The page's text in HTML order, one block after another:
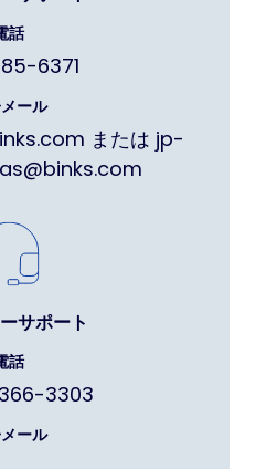
話
6371
ール
または jp-
サポート
話
3303
ール